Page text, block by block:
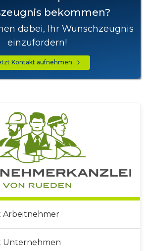
bekommen?
dabei, Ihr Wunschzeugnis
einzufordern!
Kontakt aufnehmen
Arbeitnehmer
Unternehmen